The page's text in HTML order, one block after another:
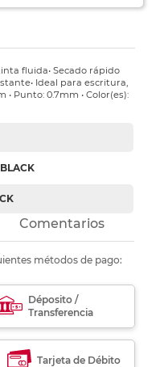
fluida• Secado rápido
Ideal para escritura,
Punto: 0.7mm • Color(es):
Comentarios
métodos de pago:
Déposito /
Transferencia
Tarjeta de Débito